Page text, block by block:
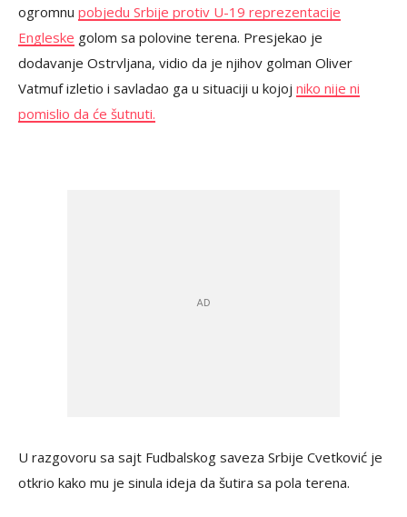
ogromnu pobjedu Srbije protiv U-19 reprezentacije
Engleske golom sa polovine terena. Presjekao je
dodavanje Ostrvljana, vidio da je njihov golman Oliver
Vatmuf izletio i savladao ga u situaciji u kojoj niko nije ni
pomislio da će šutnuti.
U razgovoru sa sajt Fudbalskog saveza Srbije Cvetković je
otkrio kako mu je sinula ideja da šutira sa pola terena.